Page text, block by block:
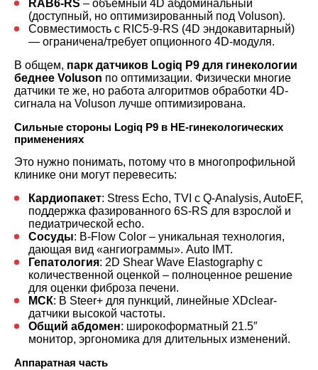
RAB6-RS – объемный 4D абдоминальный
(доступный, но оптимизированный под Voluson).
Совместимость с RIC5-9-RS (4D эндокавитарный)
— ограничена/требует опционного 4D-модуля.
В общем, парк датчиков Logiq P9 для гинекологии
беднее Voluson по оптимизации. Физически многие
датчики те же, но работа алгоритмов обработки 4D-
сигнала на Voluson лучше оптимизирована.
Сильные стороны Logiq P9 в НЕ-гинекологических
применениях
Это нужно понимать, потому что в многопрофильной
клинике они могут перевесить:
Кардиопакет: Stress Echo, TVI с Q-Analysis, AutoEF,
поддержка фазированного 6S-RS для взрослой и
педиатрической echo.
Сосуды: B-Flow Color – уникальная технология,
дающая вид «ангиограммы». Auto IMT.
Гепатология: 2D Shear Wave Elastography с
количественной оценкой – полноценное решение
для оценки фиброза печени.
МСК: B Steer+ для пункций, линейные XDclear-
датчики высокой частоты.
Общий абдомен: широкоформатный 21.5″
монитор, эргономика для длительных изменений.
Аппаратная часть